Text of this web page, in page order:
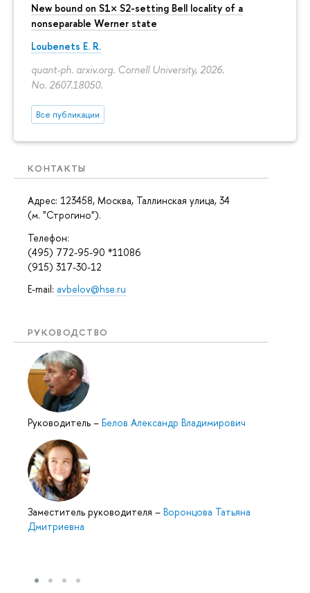
New bound on S1× S2-setting Bell locality of a
nonseparable Werner state
Loubenets E. R.
quant-ph. arxiv.org. Cornell University, 2026.
No. 2607.18050.
Все публикации
КОНТАКТЫ
Адрес: 123458, Москва, Таллинская улица, 34
(м. "Строгино").
Телефон:
(495) 772-95-90 *11086
(915) 317-30-12
E-mail: avbelov@hse.ru
РУКОВОДСТВО
Руководитель – Белов Александр Владимирович
Заместитель руководителя – Воронцова Татьяна
Дмитриевна